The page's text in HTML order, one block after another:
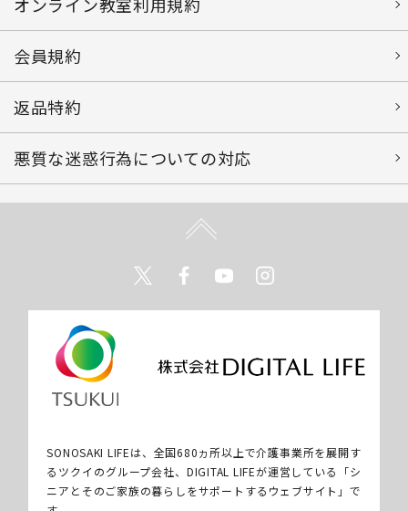
会員規約
返品特約
悪質な迷惑行為についての対応
TwitterFacebookYoutube
SONOSAKI LIFEは、全国680ヵ所以上で介護事業所を展開す
るツクイのグループ会社、DIGITAL LIFEが運営している「シ
ニアとそのご家族の暮らしをサポートするウェブサイト」で